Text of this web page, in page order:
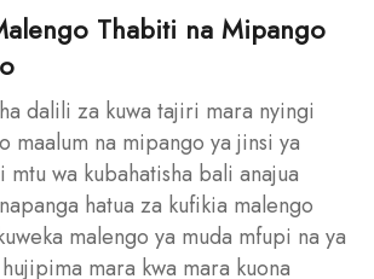
Thabiti na Mipango
dalili za kuwa tajiri mara nyingi
maalum na mipango ya jinsi ya
mtu wa kubahatisha bali anajua
hatua za kufikia malengo
malengo ya muda mfupi na ya
mara kwa mara kuona